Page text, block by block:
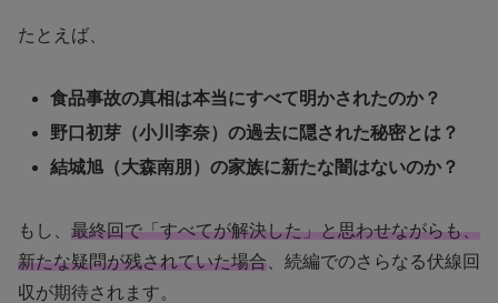
たとえば、
食品事故の真相は本当にすべて明かされたのか？
野口初芽（小川李奈）の過去に隠された秘密とは？
結城旭（大森南朋）の家族に新たな闇はないのか？
もし、 最終回で「すべてが解決した」と思わせながらも、
新たな疑問が残されていた場合 、続編でのさらなる伏線回
収が期待されます。